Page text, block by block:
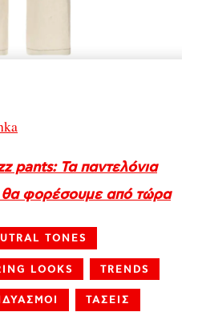
pants: Τα παντελόνια
φορέσουμε από τώρα
TONES
LOOKS TRENDS
ΤΑΣΕΙΣ